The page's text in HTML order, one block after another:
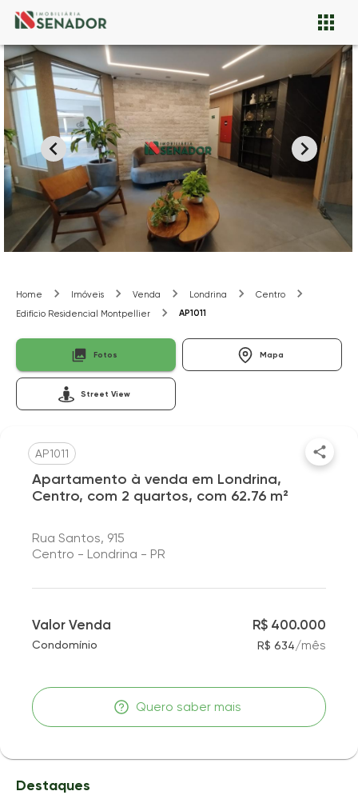
Home Imóveis Venda Londrina
Centro
Edifício Residencial Montpellier
AP1011
Fotos Mapa
Street View
AP1011
Apartamento à venda em Londrina,
Centro, com 2 quartos, com 62.76 m²
Rua Santos, 915
Centro - Londrina - PR
Valor Venda R$ 400.000
Condomínio R$ 634/mês
Quero saber mais
Destaques